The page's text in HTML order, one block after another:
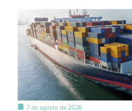
7 de agosto de 2026